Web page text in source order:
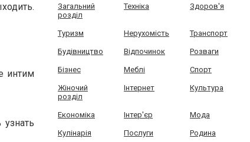
интим
Загальний
розділ
Техніка Здоров'я
Туризм Нерухомість Транспорт
Будівництво Відпочинок Розваги
Бізнес Меблі Спорт
Жіночий
розділ
Інтернет Культура
Економіка Інтер'єр Мода
Кулінарія Послуги Родина